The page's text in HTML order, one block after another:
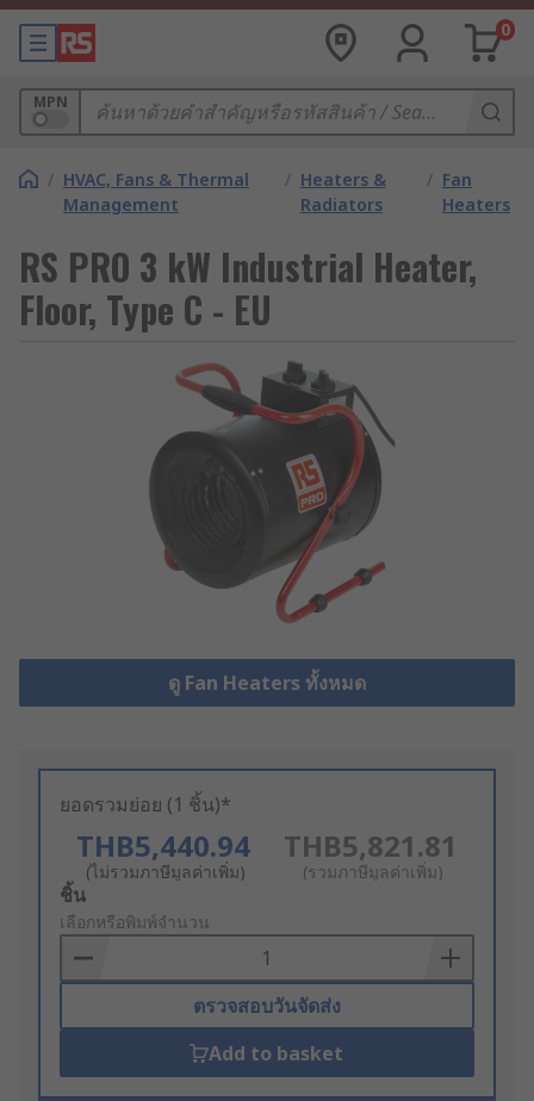
0
MPN
/ HVAC, Fans & Thermal
Management
/ Heaters &
Radiators
/ Fan
Heaters
RS PRO 3 kW Industrial Heater,
Floor, Type C - EU
ดู Fan Heaters ทั้งหมด
ยอดรวมย่อย (1 ชิ้น)*
THB5,440.94
(ไม่รวมภาษีมูลค่าเพิ่ม)
THB5,821.81
(รวมภาษีมูลค่าเพิ่ม)
Add
to
Basket
ชิ้น
เลือกหรือพิมพ์จำนวน
ตรวจสอบวันจัดส่ง
Add to basket